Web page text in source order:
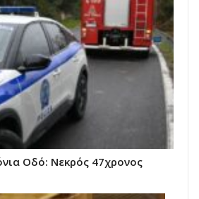
Οδό: Νεκρός 47χρονος